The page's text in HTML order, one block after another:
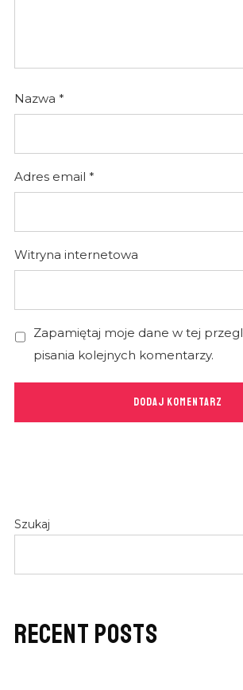
Nazwa *
Adres email *
Witryna internetowa
Zapamiętaj moje dane w tej
pisania kolejnych komentarzy.
Szukaj
RECENT POSTS